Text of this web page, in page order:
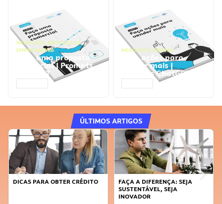
NEGÓCIOS, PROCESSOS
EMPRESARIAIS
Faça uma proposta
comercial | Prompts
ChatGPT
NEGÓCIOS, VENDAS
Faça ações para
vender mais |
Prompts ChatGPT
ÚLTIMOS ARTIGOS
DICAS PARA OBTER CRÉDITO
FAÇA A DIFERENÇA: SEJA
SUSTENTÁVEL, SEJA
INOVADOR